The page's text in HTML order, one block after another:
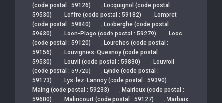
(code postal : 59126)
, Locquignol (code postal :
59530)
, Loffre (code postal : 59182) , Lompret
(code postal : 59840)
, Looberghe (code postal :
59630)
, Loon-Plage (code postal : 59279) , Loos
(code postal : 59120)
, Lourches (code postal :
59156)
, Louvignies-Quesnoy (code postal :
59530)
, Louvil (code postal : 59830) , Louvroil
(code postal : 59720)
, Lynde (code postal :
59173)
, Lys-lez-Lannoy (code postal : 59390) ,
Maing (code postal : 59233) , Mairieux (code postal :
59600)
, Malincourt (code postal : 59127) , Marbaix